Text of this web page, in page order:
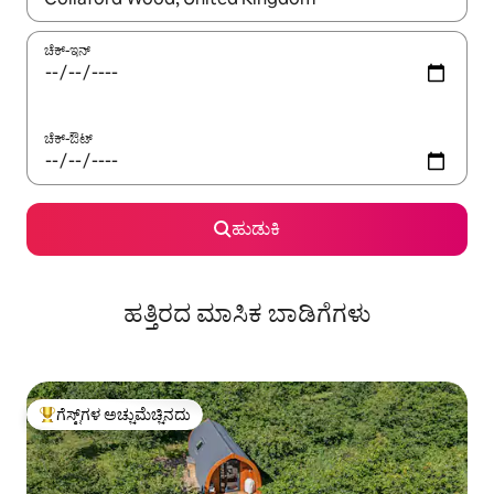
ಚೆಕ್-ಇನ್
ಚೆಕ್-ಔಟ್
ಹುಡುಕಿ
ಹತ್ತಿರದ ಮಾಸಿಕ ಬಾಡಿಗೆಗಳು
ಗೆಸ್ಟ್‌ಗಳಿಗೆ ಅತಿ ಹೆಚ್ಚು ಅಚ್ಚುಮೆಚ್ಚಿನದು
ಗೆಸ್ಟ್‌ಗಳ ಅಚ್ಚುಮೆಚ್ಚಿನದು